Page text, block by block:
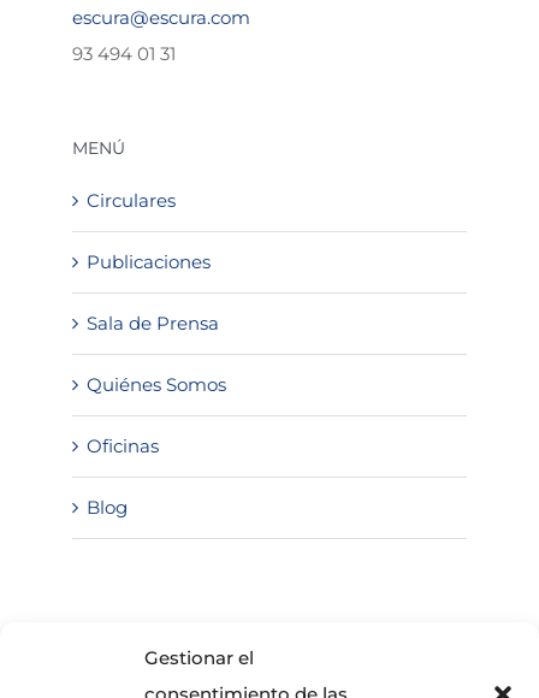
Gestionar el
escura@escura.com
93 494 01 31
MENÚ
Circulares
Publicaciones
Sala de Prensa
Quiénes Somos
Oficinas
Blog